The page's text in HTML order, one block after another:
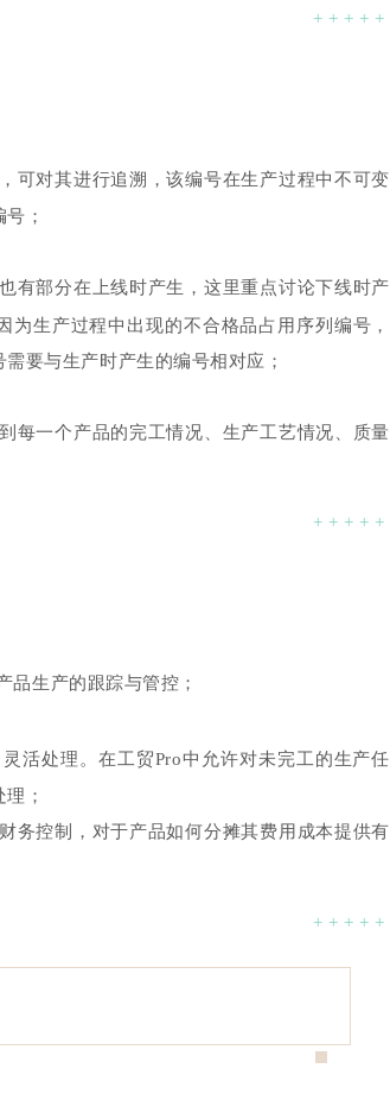
+ + + + +
可对其进行追溯，该编号在生产过程中不可变
；
有部分在上线时产生，这里重点讨论下线时产
生产过程中出现的不合格品占用序列编号，
要与生产时产生的编号相对应；
每一个产品的完工情况、生产工艺情况、质量
+ + + + +
生产的跟踪与管控；
活处理。在工贸Pro中允许对未完工的生产任
；
务控制，对于产品如何分摊其费用成本提供有
+ + + + +